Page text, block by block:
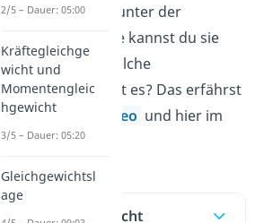
Was verstehst du unter der
, wie kannst du sie
berechnen und welche
Reibungsarten gibt es? Das erfährst
du in unserem
Video und hier im
Beitrag!
Inhaltsübersicht
2/5 – Dauer: 05:00
Kräftegleichge
wicht und
Momentengleic
hgewicht
3/5 – Dauer: 05:20
Gleichgewichtsl
age